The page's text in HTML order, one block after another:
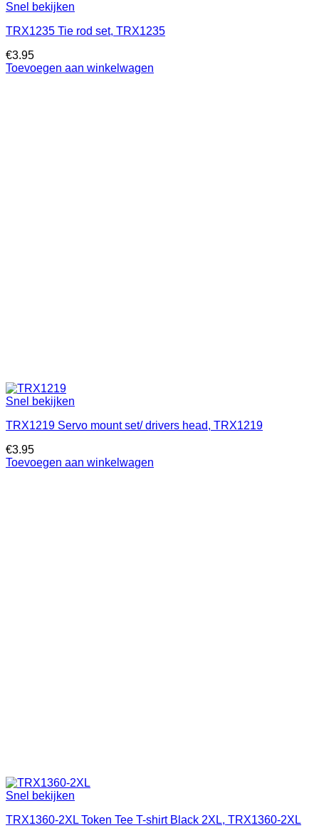
Snel bekijken
TRX1235 Tie rod set, TRX1235
€3.95
Toevoegen aan winkelwagen
Snel bekijken
TRX1219 Servo mount set/ drivers head, TRX1219
€3.95
Toevoegen aan winkelwagen
Snel bekijken
TRX1360-2XL Token Tee T-shirt Black 2XL, TRX1360-2XL